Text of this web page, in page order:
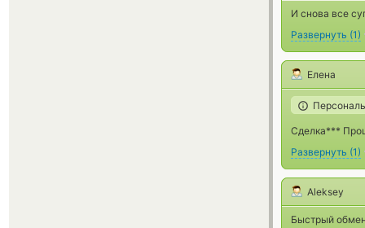
И снова все
Развернуть (1)
Елена
Сделка***
Развернуть (1)
Aleksey
Быстрый